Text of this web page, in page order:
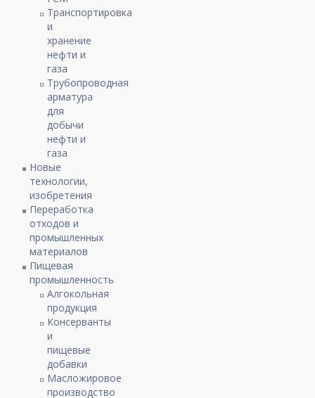
Транспортировка
и
хранение
нефти и
газа
Трубопроводная
арматура
для
добычи
нефти и
газа
Новые
технологии,
изобретения
Переработка
отходов и
промышленных
материалов
Пищевая
промышленность
Алгокольная
продукция
Консерванты
и
пищевые
добавки
Масложировое
производство